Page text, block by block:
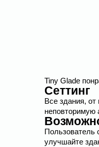
Tiny Glade
Сеттинг
Все здания,
неповторимую
Пользователь
улучшайте